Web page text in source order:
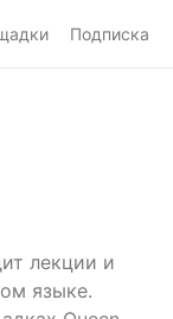
Подписка
лекции и
языке.